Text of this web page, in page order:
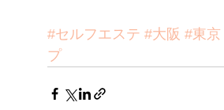
#セルフエステ #大阪 #東京
プ